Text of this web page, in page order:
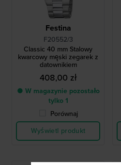
Festina
F20552/3
Classic 40 mm Stalowy
kwarcowy męski zegarek z
datownikiem
408,00 zł
● W magazynie pozostało
tylko 1
Porównaj
Wyświetl produkt